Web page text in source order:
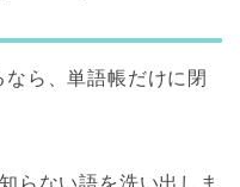
ら、単語帳だけに閉
らない語を洗い出しま